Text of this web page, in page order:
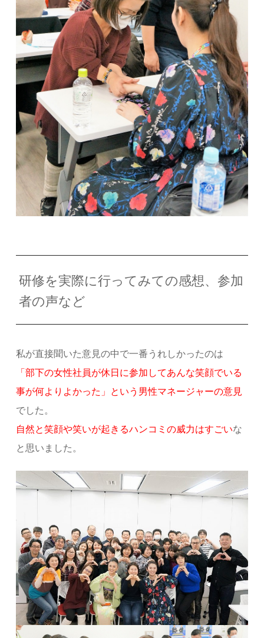
研修を実際に行ってみての感想、参加
者の声など
私が直接聞いた意見の中で一番うれしかったのは
「部下の女性社員が休日に参加してあんな笑顔でいる
事が何よりよかった」という男性マネージャーの意見
でした。
自然と笑顔や笑いが起きるハンコミの威力はすごいな
と思いました。